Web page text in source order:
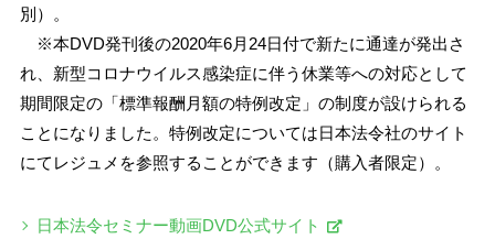
別）。
※本DVD発刊後の2020年6月24日付で新たに通達が発出さ
れ、新型コロナウイルス感染症に伴う休業等への対応として
期間限定の「標準報酬月額の特例改定」の制度が設けられる
ことになりました。特例改定については日本法令社のサイト
にてレジュメを参照することができます（購入者限定）。
日本法令セミナー動画DVD公式サイト